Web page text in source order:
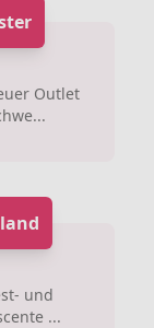
Outlet
und
...